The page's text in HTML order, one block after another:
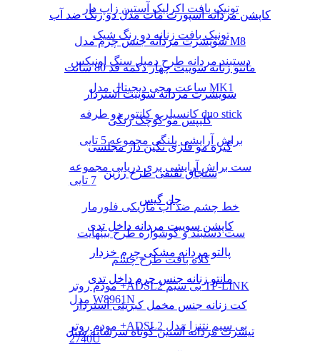
تونیک بافت اکرلیک آستین زاپ دار
تونیک بافت زنانه دو رنگ شیک
دستبند مردانه طرح دمبل سنگ اونیکس
ساعت مچی دیجیتال مدل MK1
کانسیلر و کانتور دو طرفه duo stick
براش آرایشی پلنگی مجموعه 5 تایی
ست براش آرایشی پری دریایی مجموعه
7 تایی
خط چشم ضد آب ماژیکی فلورمار
ست دستبند و گوشواره طرح بینهایت
کلاه بافت طرح چشم
مودم روتر +ADSL2 بی سیم TP-LINK
مدل W8961N
مودم روتر +ADSL2 بی سیم نتنزا مدل
2740U
کاپشن مردانه اسپورت مات مدل دو رنگ ضد آب
سویشرت مردانه جنس چرم مدل M8
مانتو زنانه سوییت چهار دکمه قد 80 سانت
سویشرت مردانه سوییت آستردار
کلیپس مو کوچک رنگی
گیره مو فلزی نگین دار مجلسی
سنجاق تقتقی طرح رزین
چل گیس
کاپشن سوییت مردانه داخل تدی
پالتو مردانه مشکی چرم خزدار
مانتو زنانه جنس چرم داخل تدی
کت زنانه جنس مخمل کبریتی آستردار
تیشرت مردانه آستین کوتاه سرشانه شنل